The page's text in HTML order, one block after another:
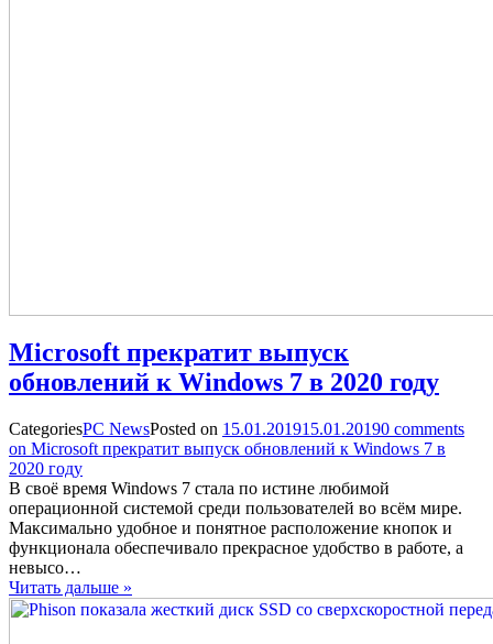
Microsoft прекратит выпуск
обновлений к Windows 7 в 2020 году
CategoriesPC NewsPosted on 15.01.201915.01.20190 comments
on Microsoft прекратит выпуск обновлений к Windows 7 в
2020 году
В своё время Windows 7 стала по истине любимой
операционной системой среди пользователей во всём мире.
Максимально удобное и понятное расположение кнопок и
функционала обеспечивало прекрасное удобство в работе, а
невысо…
Читать дальше »